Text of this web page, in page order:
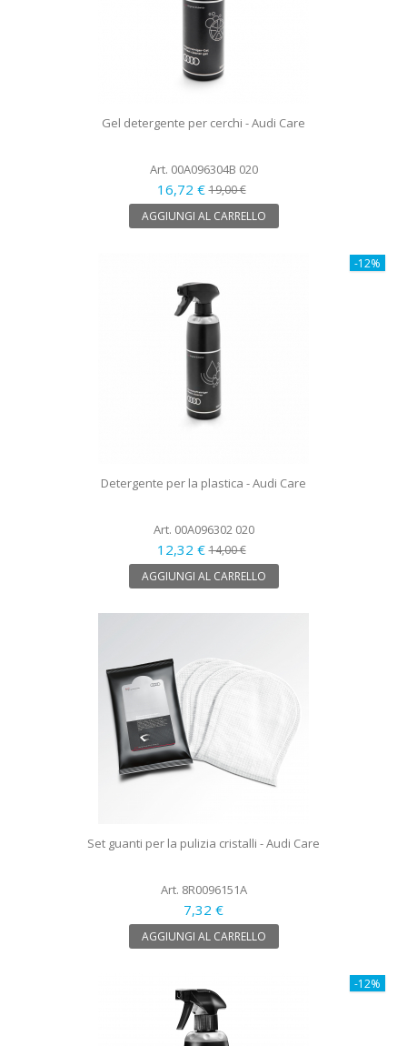
Gel detergente per cerchi - Audi Care
Art. 00A096304B 020
16,72 €19,00 €
AGGIUNGI AL CARRELLO
-12%
Detergente per la plastica - Audi Care
Art. 00A096302 020
12,32 €14,00 €
AGGIUNGI AL CARRELLO
Set guanti per la pulizia cristalli - Audi Care
Art. 8R0096151A
7,32 €
AGGIUNGI AL CARRELLO
-12%